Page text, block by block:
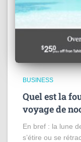
BUSINESS
Quel est la
voyage de
En bref : la lune
s’étire ou se